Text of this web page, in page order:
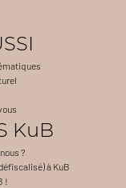
KuB
?
à KuB
!